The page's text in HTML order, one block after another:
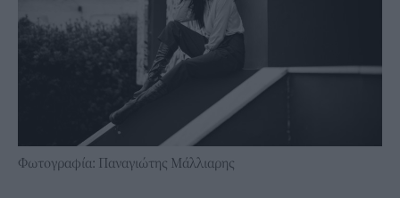
Φωτογραφία: Παναγιώτης Μάλλιαρης